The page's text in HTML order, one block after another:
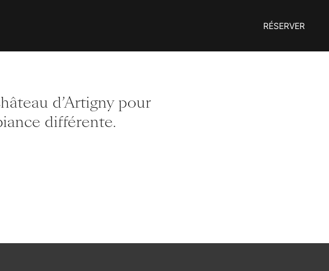
RÉSERVER
d’Artigny pour
différente.